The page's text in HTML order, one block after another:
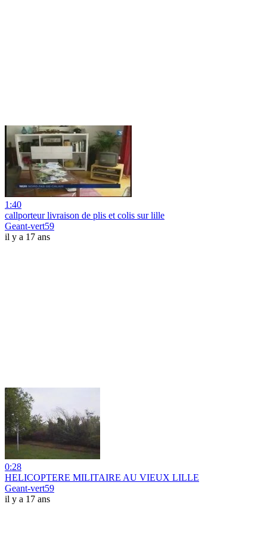
1:40
callporteur livraison de plis et colis sur lille
Geant-vert59
il y a 17 ans
0:28
HELICOPTERE MILITAIRE AU VIEUX LILLE
Geant-vert59
il y a 17 ans